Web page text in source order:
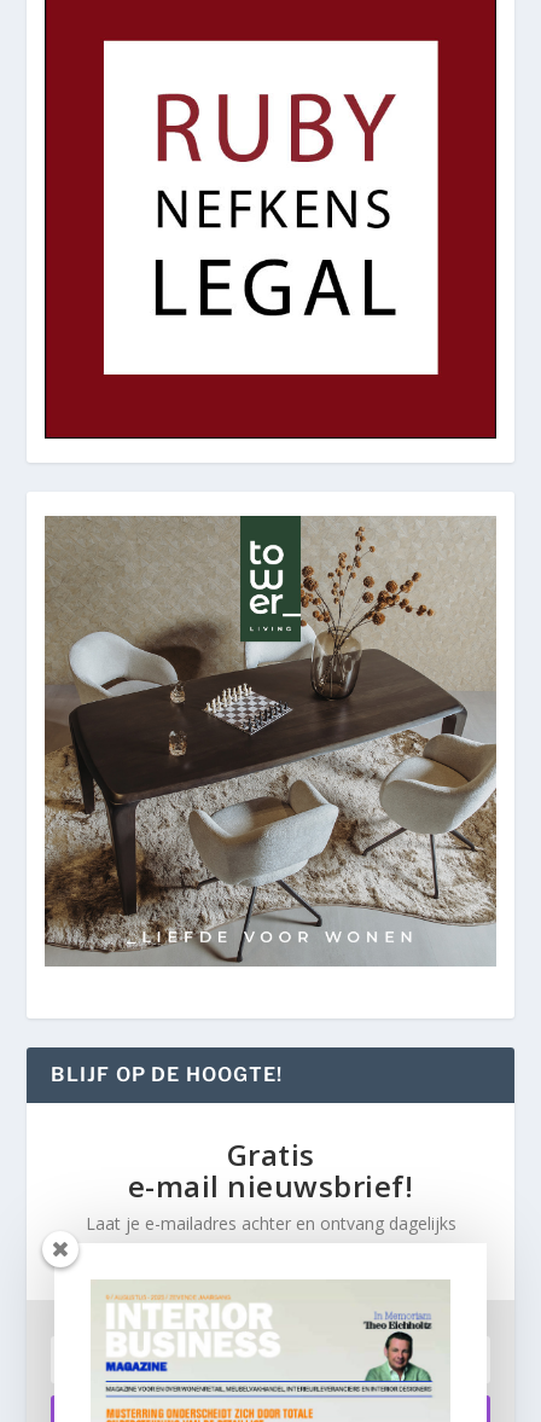
BLIJF OP DE HOOGTE!
Gratis
e-mail nieuwsbrief!
Laat je e-mailadres achter en ontvang dagelijks
ontbijtnieuws in je mailbox.